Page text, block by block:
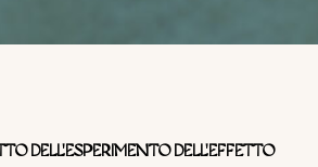
DELL'ESPERIMENTO DELL'EFFETTO